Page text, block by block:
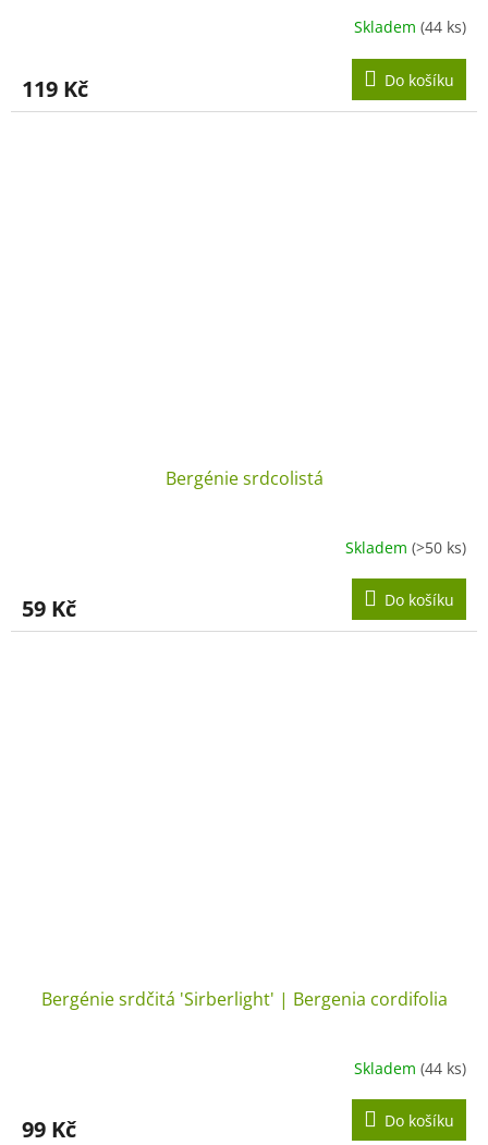
Skladem (44 ks)
119 Kč Do košíku
Bergénie srdcolistá
Skladem (>50 ks)
59 Kč Do košíku
Bergénie srdčitá 'Sirberlight' | Bergenia cordifolia
Skladem (44 ks)
99 Kč Do košíku